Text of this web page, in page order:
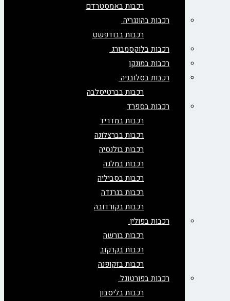
רכבות באמסטרדם
רכבות בהונגריה
רכבות בבודפשט
רכבות בלוקסמבורג
רכבות במונקו
רכבות בסלובניה
רכבות בברטיסלבה
רכבות בספרד
רכבות במדריד
רכבות בברצלונה
רכבות בולנסיה
רכבות במלגה
רכבות בסביליה
רכבות בגרנדה
רכבות בקורדובה
רכבות בפולין
רכבות בורשה
רכבות בקרקוב
רכבות בזקופנה
רכבות בפורטוגל
רכבות בליסבון